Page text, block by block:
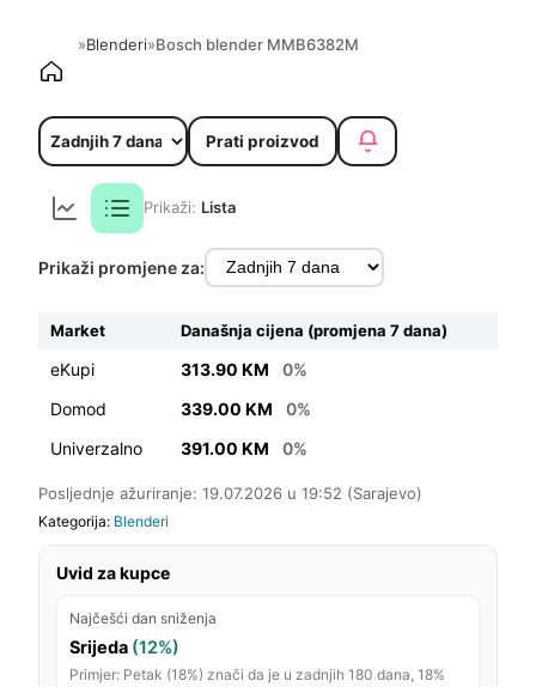
»Blenderi»Bosch blender MMB6382M
Prati proizvod
Prikaži: Lista
Prikaži promjene za:
Market Današnja cijena (promjena 7 dana)
eKupi 313.90 KM
0%
Domod
339.00 KM
0%
Univerzalno
391.00 KM 0%
Posljednje ažuriranje: 19.07.2026 u 19:52 (Sarajevo)
Kategorija: Blenderi
Uvid za kupce
Najčešći dan sniženja
Srijeda (12%)
Primjer: Petak (18%) znači da je u zadnjih 180 dana, 18%